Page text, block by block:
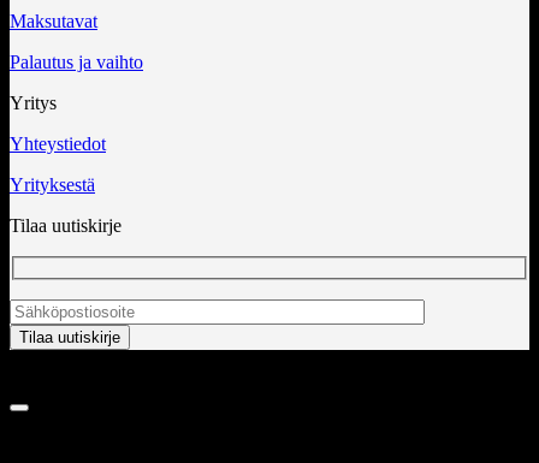
Maksutavat
Palautus ja vaihto
Yritys
Yhteystiedot
Yrityksestä
Tilaa uutiskirje